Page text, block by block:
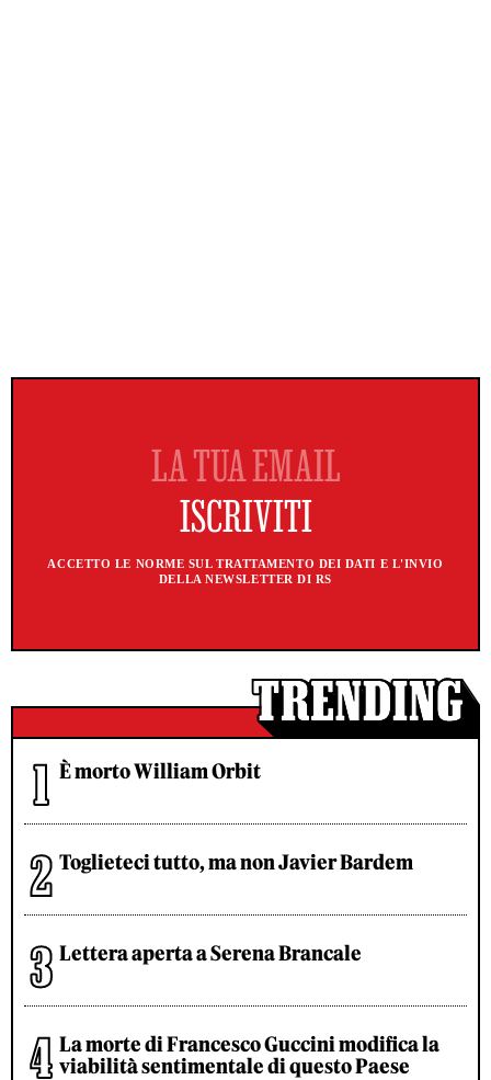
ACCETTO LE NORME SUL TRATTAMENTO DEI DATI E L'INVIO
DELLA NEWSLETTER DI RS
È morto William Orbit
Toglieteci tutto, ma non Javier Bardem
Lettera aperta a Serena Brancale
La morte di Francesco Guccini modifica la
viabilità sentimentale di questo Paese